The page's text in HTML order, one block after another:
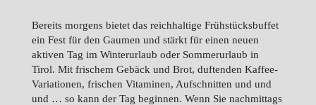
Bereits morgens bietet das reichhaltige Frühstücksbuffet
ein Fest für den Gaumen und stärkt für einen neuen
aktiven Tag im Winterurlaub oder Sommerurlaub in
Tirol. Mit frischem Gebäck und Brot, duftenden Kaffee-
Variationen, frischen Vitaminen, Aufschnitten und und
und … so kann der Tag beginnen. Wenn Sie nachmittags